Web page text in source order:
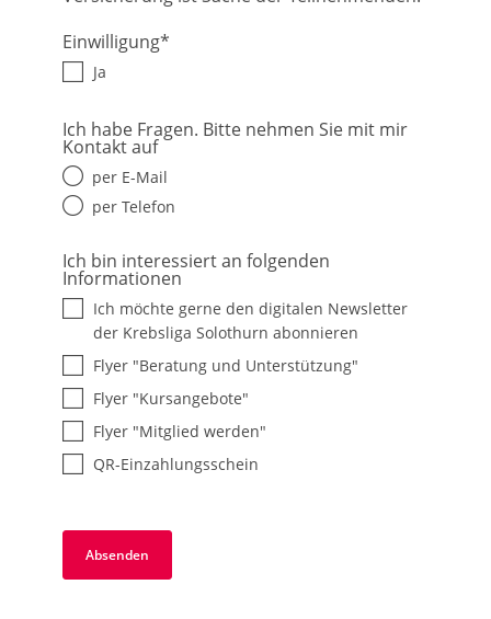
Einwilligung*
Ja
Ich habe Fragen. Bitte nehmen Sie mit mir
Kontakt auf
per E-Mail
per Telefon
Ich bin interessiert an folgenden
Informationen
Ich möchte gerne den digitalen Newsletter
der Krebsliga Solothurn abonnieren
Flyer "Beratung und Unterstützung"
Flyer "Kursangebote"
Flyer "Mitglied werden"
QR-Einzahlungsschein